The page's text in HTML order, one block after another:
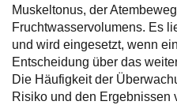
Muskeltonus, der
Fruchtwasservolumens. Es
und wird eingesetzt, wenn
Entscheidung über das
Die Häufigkeit der
Risiko und den Ergebnissen